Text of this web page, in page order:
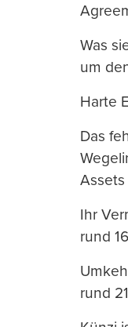
Was
um
Harte
Das
Ihr
rund
rund